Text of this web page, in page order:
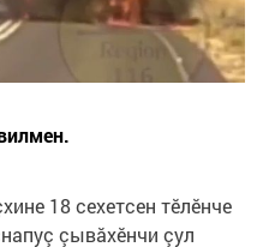
18 сехетсен тӗлӗнче
çывăхӗнчи çул